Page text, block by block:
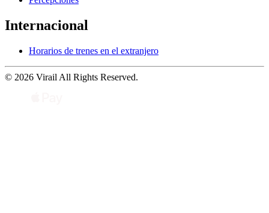
Internacional
Horarios de trenes en el extranjero
© 2026 Virail All Rights Reserved.